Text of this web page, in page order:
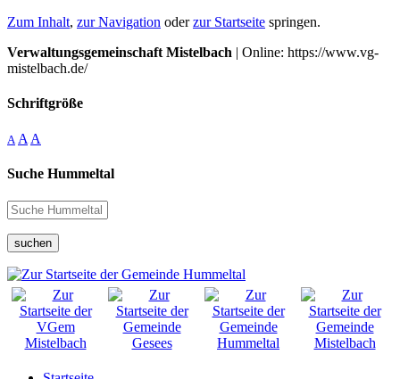
Zum Inhalt, zur Navigation oderzur Startseite springen.
Verwaltungsgemeinschaft Mistelbach | Online: https://www.vg-
mistelbach.de/
Schriftgröße
A A A
Suche Hummeltal
suchen